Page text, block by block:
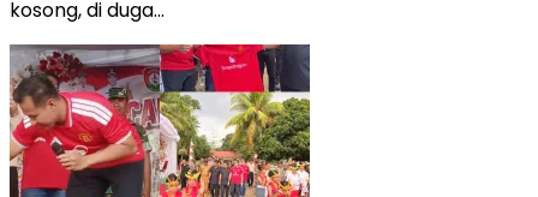
kosong, di duga…